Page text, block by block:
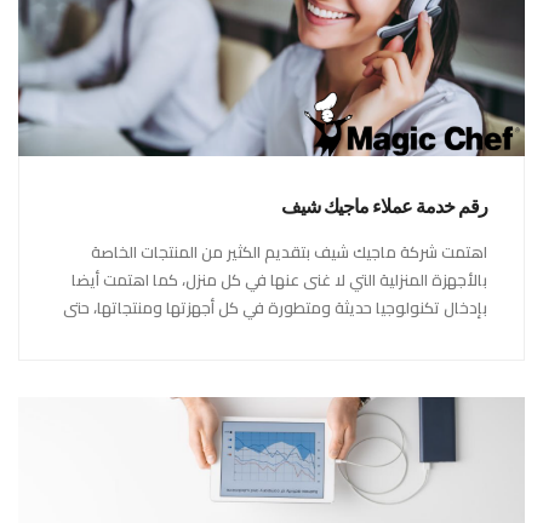
رقم خدمة عملاء ماجيك شيف
اهتمت شركة ماجيك شيف بتقديم الكثير من المنتجات الخاصة
بالأجهزة المنزلية التي لا غنى عنها في كل منزل، كما اهتمت أيضا
بإدخال تكنولوجيا حديثة ومتطورة في كل أجهزتها ومنتجاتها، حتى